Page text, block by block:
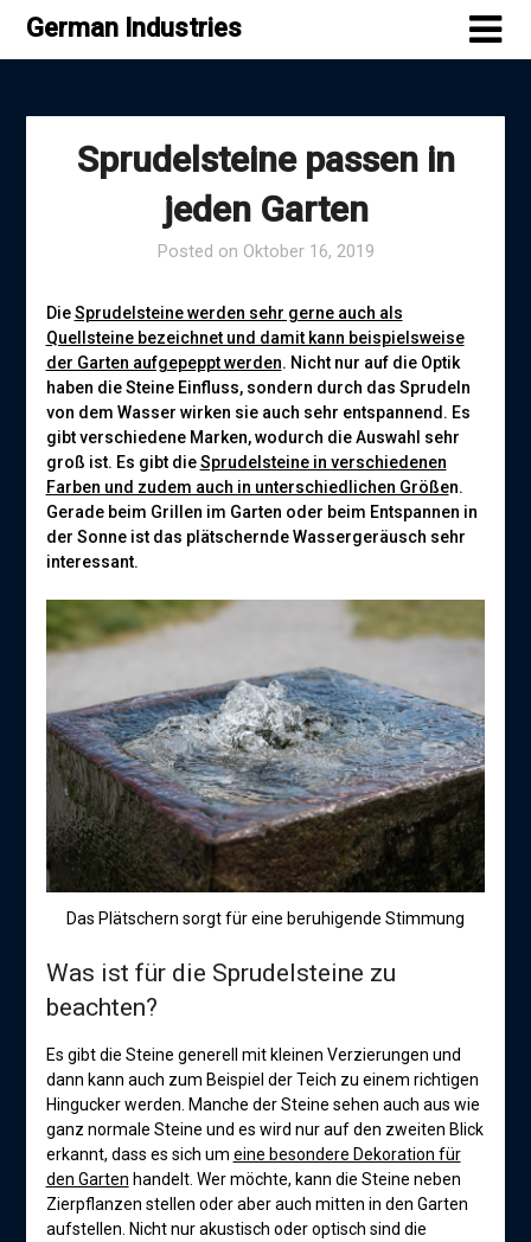
SkipGerman Industries
Sprudelsteine passen in
jeden Garten
Posted on Oktober 16, 2019
DieSprudelsteine werden sehr gerne auch als
Quellsteine bezeichnet und damit kann beispielsweise
der Garten aufgepeppt werden. Nicht nur auf die Optik
haben die Steine Einfluss, sondern durch das Sprudeln
von dem Wasser wirken sie auch sehr entspannend. Es
gibt verschiedene Marken, wodurch die Auswahl sehr
groß ist. Es gibt dieSprudelsteine in verschiedenen
Farben und zudem auch in unterschiedlichen Größen.
Gerade beim Grillen im Garten oder beim Entspannen in
der Sonne ist das plätschernde Wassergeräusch sehr
interessant.
Das Plätschern sorgt für eine beruhigende Stimmung
Was ist für die Sprudelsteine zu
beachten?
Es gibt die Steine generell mit kleinen Verzierungen und
dann kann auch zum Beispiel der Teich zu einem richtigen
Hingucker werden. Manche der Steine sehen auch aus wie
ganz normale Steine und es wird nur auf den zweiten Blick
erkannt, dass es sich um eine besondere Dekoration für
den Garten handelt. Wer möchte, kann die Steine neben
Zierpflanzen stellen oder aber auch mitten in den Garten
aufstellen. Nicht nur akustisch oder optisch sind die